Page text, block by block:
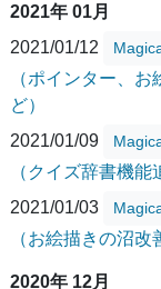
2021年 01月
2021/01/12
（ポインター、
ど）
2021/01/09
（クイズ辞書機能
2021/01/03
（お絵描きの沼改
2020年 12月